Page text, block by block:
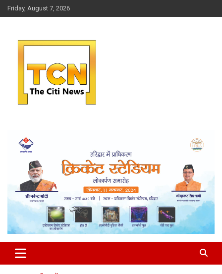
Skip
to
Friday, August 7, 2026